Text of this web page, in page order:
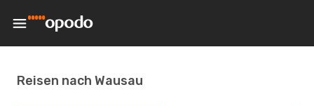
Reisen nach Wausau